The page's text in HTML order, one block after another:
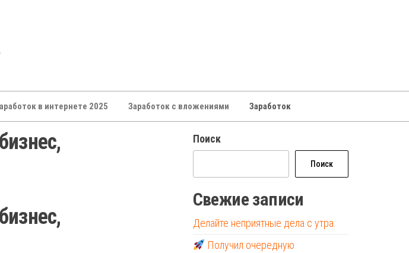
в интернете 2025 Заработок с вложениями Заработок
Поиск
Поиск
Свежие записи
Делайте неприятные дела с утра.
Получил очередную